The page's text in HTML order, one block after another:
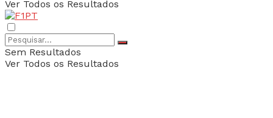
Ver Todos os Resultados
Sem Resultados
Ver Todos os Resultados